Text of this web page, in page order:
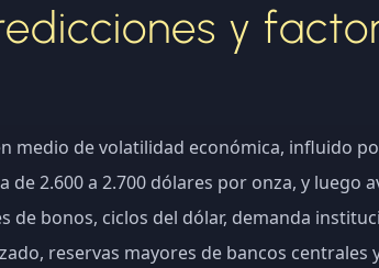
y
medio de volatilidad económica, influido
de 2.600 a 2.700 dólares por onza, y luego
bonos, ciclos del dólar, demanda
reservas mayores de bancos centrales